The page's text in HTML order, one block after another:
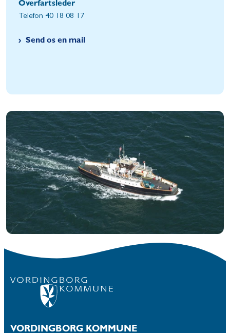
Overfartsleder
Telefon 40 18 08 17
Send os en mail
VORDINGBORG KOMMUNE